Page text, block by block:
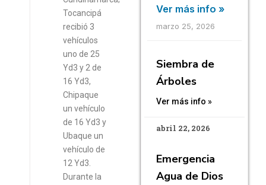
Tocancipá
recibió 3
vehículos
uno de 25
Yd3 y 2 de
16 Yd3,
Chipaque
un vehículo
de 16 Yd3 y
Ubaque un
vehículo de
12 Yd3.
Durante la
Ver más info »
marzo 25, 2026
Siembra de
Árboles
Ver más info »
abril 22, 2026
Emergencia
Agua de Dios